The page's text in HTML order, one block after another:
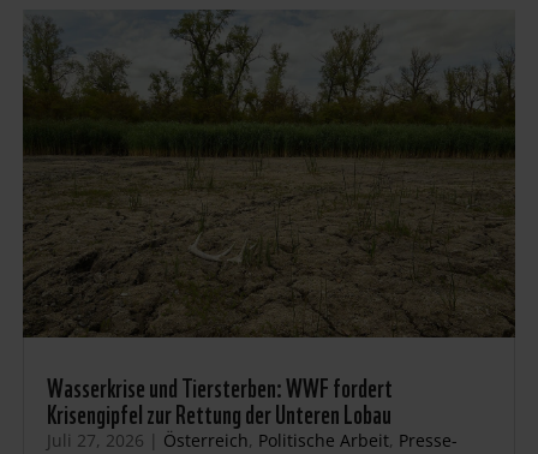
Wasserkrise und Tiersterben: WWF fordert
Krisengipfel zur Rettung der Unteren Lobau
Juli 27, 2026 | Österreich, Politische Arbeit, Presse-